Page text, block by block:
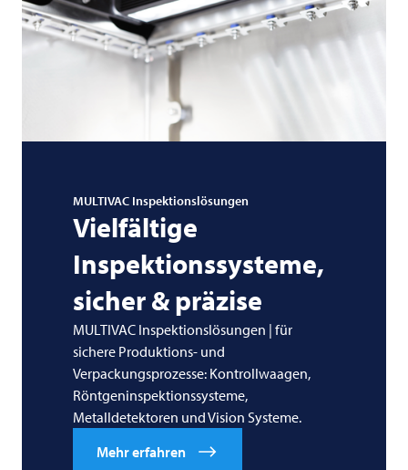
MULTIVAC Inspektionslösungen
Vielfältige
Inspektionssysteme,
sicher & präzise
MULTIVAC Inspektionslösungen | für
sichere Produktions- und
Verpackungsprozesse: Kontrollwaagen,
Röntgeninspektionssysteme,
Metalldetektoren und Vision Systeme.
Mehr erfahren